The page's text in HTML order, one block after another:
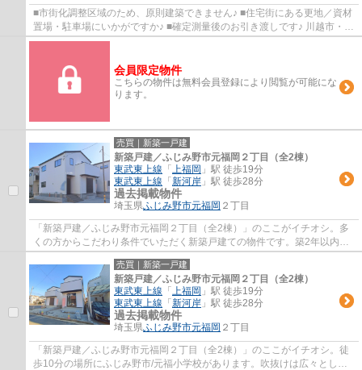
■市街化調整区域のため、原則建築できません♪ ■住宅街にある更地／資材
置場・駐車場にいかがですか♪ ■確定測量後のお引き渡しです♪ 川越市・上
福岡駅周辺の不動産をお探しなら、ＬＤＫ...
会員限定物件
こちらの物件は無料会員登録により閲覧が可能にな
ります。
売買｜新築一戸建
新築戸建／ふじみ野市元福岡２丁目（全2棟）
東武東上線 「 上福岡 」駅 徒歩19分
東武東上線 「 新河岸 」駅 徒歩28分
過去掲載物件
埼玉県ふじみ野市元福岡 ２丁目
「新築戸建／ふじみ野市元福岡２丁目（全2棟）」のここがイチオシ。多
くの方からこだわり条件でいただく新築戸建ての物件です。築2年以内の
築浅物件です。前面道路6m以上は確保してい...
売買｜新築一戸建
新築戸建／ふじみ野市元福岡２丁目（全2棟）
東武東上線 「 上福岡 」駅 徒歩19分
東武東上線 「 新河岸 」駅 徒歩28分
過去掲載物件
埼玉県ふじみ野市元福岡 ２丁目
「新築戸建／ふじみ野市元福岡２丁目（全2棟）」のここがイチオシ。徒
歩10分の場所にふじみ野市/元福小学校があります。吹抜けは広々とした